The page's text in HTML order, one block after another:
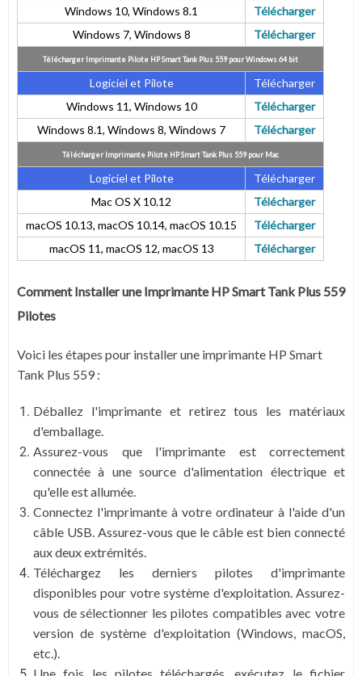
Windows 10, Windows 8.1
Télécharger
Windows 7, Windows 8
Télécharger
Télécharger Imprimante Pilote HP Smart Tank Plus 559 pour Windows 64 bit
Logiciel et Pilote
Télécharger
Windows 11, Windows 10
Télécharger
Windows 8.1, Windows 8, Windows 7
Télécharger
Télécharger Imprimante Pilote HP Smart Tank Plus 559 pour Mac
Logiciel et Pilote
Télécharger
Mac OS X 10.12
Télécharger
macOS 10.13, macOS 10.14, macOS 10.15
Télécharger
macOS 11, macOS 12, macOS 13
Télécharger
Comment Installer une Imprimante HP Smart Tank Plus 559
Pilotes
Voici les étapes pour installer une imprimante HP Smart
Tank Plus 559 :
Déballez l'imprimante et retirez tous les matériaux
d'emballage.
Assurez-vous que l'imprimante est correctement
connectée à une source d'alimentation électrique et
qu'elle est allumée.
Connectez l'imprimante à votre ordinateur à l'aide d'un
câble USB. Assurez-vous que le câble est bien connecté
aux deux extrémités.
Téléchargez les derniers pilotes d'imprimante
disponibles pour votre système d'exploitation. Assurez-
vous de sélectionner les pilotes compatibles avec votre
version de système d'exploitation (Windows, macOS,
etc.).
Une fois les pilotes téléchargés, exécutez le fichier